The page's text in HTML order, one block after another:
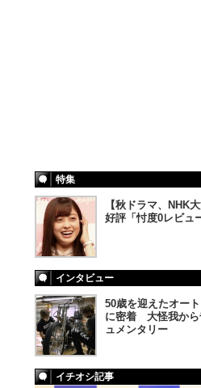
特集
【秋ドラマ、NHK
好評「忖度0レビュ
インタビュー
50歳を迎えたオー
に密着 大怪我から
ュメンタリー
イチオシ記事